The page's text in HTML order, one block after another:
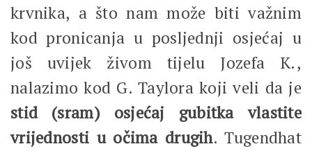
krvnika, a što nam može biti važnim
kod pronicanja u posljednji osjećaj u
još uvijek živom tijelu Jozefa K.,
nalazimo kod G. Taylora koji veli da je
stid (sram) osjećaj gubitka vlastite
vrijednosti u očima drugih. Tugendhat